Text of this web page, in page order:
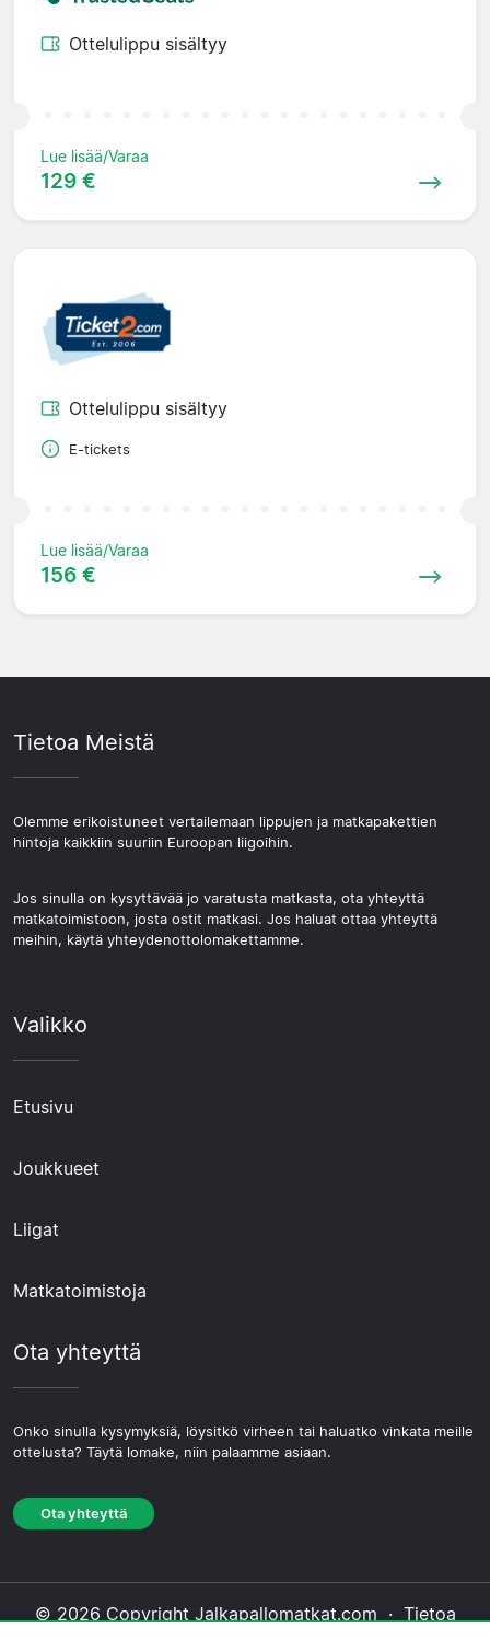
Ottelulippu sisältyy
Lue lisää/Varaa
129 €
Ottelulippu sisältyy
E-tickets
Lue lisää/Varaa
156 €
Tietoa Meistä
Olemme erikoistuneet vertailemaan lippujen ja matkapakettien
hintoja kaikkiin suuriin Euroopan liigoihin.
Jos sinulla on kysyttävää jo varatusta matkasta, ota yhteyttä
matkatoimistoon, josta ostit matkasi. Jos haluat ottaa yhteyttä
meihin, käytä yhteydenottolomakettamme.
Valikko
Etusivu
Joukkueet
Liigat
Matkatoimistoja
Ota yhteyttä
Onko sinulla kysymyksiä, löysitkö virheen tai haluatko vinkata meille
ottelusta? Täytä lomake, niin palaamme asiaan.
Ota yhteyttä
© 2026 Copyright Jalkapallomatkat.com · Tietoa